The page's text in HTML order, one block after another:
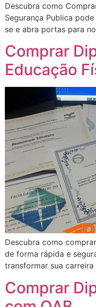
Descubra como
Segurança Publica
se e abra portas para
Comprar
Educação
Descubra como
de forma rápida e
transformar sua
Comprar